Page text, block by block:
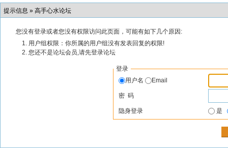
提示信息 » 高手心水论坛
您没有登录或者您没有权限访问此页面，可能有如下几个原因:
用户组权限：你所属的用户组没有发表回复的权限!
您还不是论坛会员,请先登录论坛
登录
用户名
Email
密 码
隐身登录 是